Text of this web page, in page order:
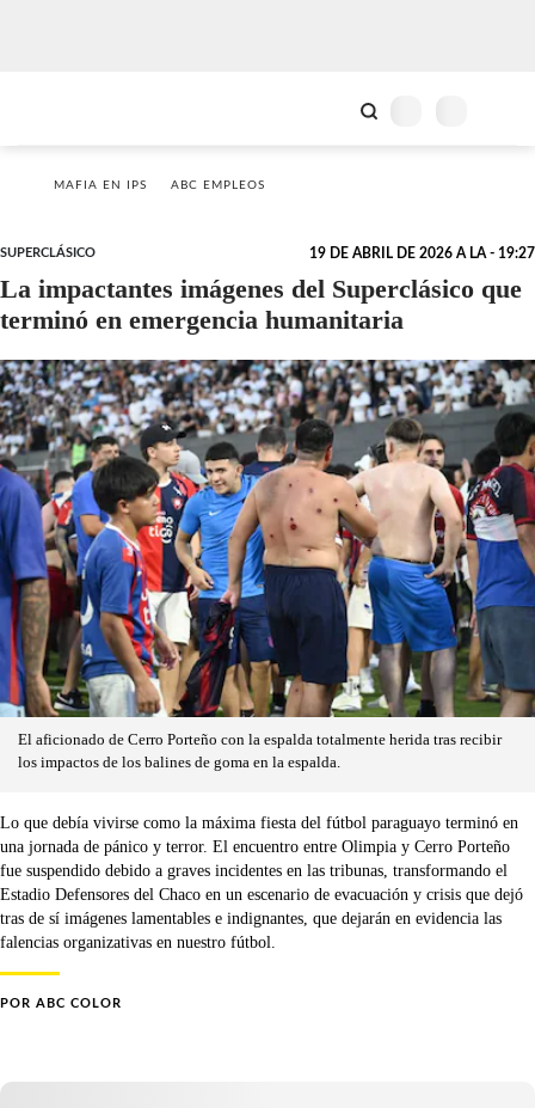
MAFIA EN IPS ABC EMPLEOS
SUPERCLÁSICO 19 DE ABRIL DE 2026 A LA - 19:27
La impactantes imágenes del Superclásico que
terminó en emergencia humanitaria
El aficionado de Cerro Porteño con la espalda totalmente herida tras recibir
los impactos de los balines de goma en la espalda.
Lo que debía vivirse como la máxima fiesta del fútbol paraguayo terminó en
una jornada de pánico y terror. El encuentro entre Olimpia y Cerro Porteño
fue suspendido debido a graves incidentes en las tribunas, transformando el
Estadio Defensores del Chaco en un escenario de evacuación y crisis que dejó
tras de sí imágenes lamentables e indignantes, que dejarán en evidencia las
falencias organizativas en nuestro fútbol.
POR ABC COLOR